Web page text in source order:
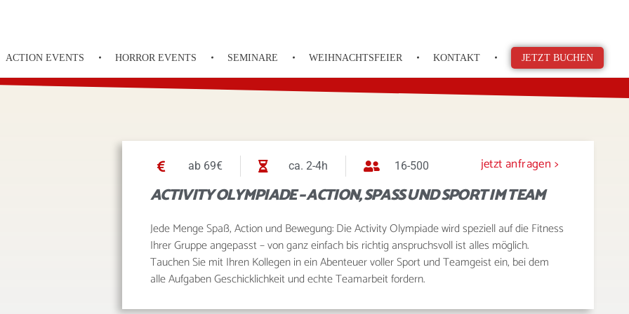
ACTION EVENTS HORROR EVENTS SEMINARE WEIHNACHTSFEIER KONTAKT JETZT BUCHEN
ab 69€ ca. 2-4h 16-500 jetzt anfragen >
ACTIVITY OLYMPIADE – ACTION, SPASS UND SPORT IM TEAM
Jede Menge Spaß, Action und Bewegung: Die Activity Olympiade wird speziell auf die Fitness
Ihrer Gruppe angepasst – von ganz einfach bis richtig anspruchsvoll ist alles möglich.
Tauchen Sie mit Ihren Kollegen in ein Abenteuer voller Sport und Teamgeist ein, bei dem
alle Aufgaben Geschicklichkeit und echte Teamarbeit fordern.